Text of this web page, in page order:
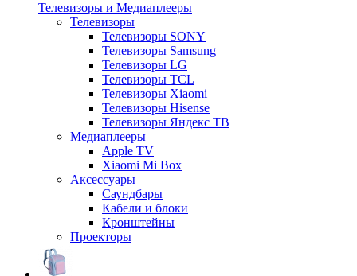
Телевизоры и Медиаплееры
Телевизоры
Телевизоры SONY
Телевизоры Samsung
Телевизоры LG
Телевизоры TCL
Телевизоры Xiaomi
Телевизоры Hisense
Телевизоры Яндекс ТВ
Медиаплееры
Apple TV
Xiaomi Mi Box
Аксессуары
Саундбары
Кабели и блоки
Кронштейны
Проекторы